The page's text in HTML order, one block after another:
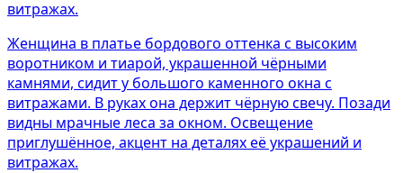
Женщина в платье бордового оттенка с высоким
воротником и тиарой, украшенной чёрными
камнями, сидит у большого каменного окна с
витражами. В руках она держит чёрную свечу. Позади
видны мрачные леса за окном. Освещение
приглушённое, акцент на деталях её украшений и
витражах.